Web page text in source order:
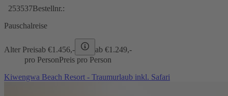
253537Bestellnr.:
Pauschalreise
Alter Preisab €1.456,- ab €1.249,-
pro PersonPreis pro Person
Kiwengwa Beach Resort - Traumurlaub inkl. Safari